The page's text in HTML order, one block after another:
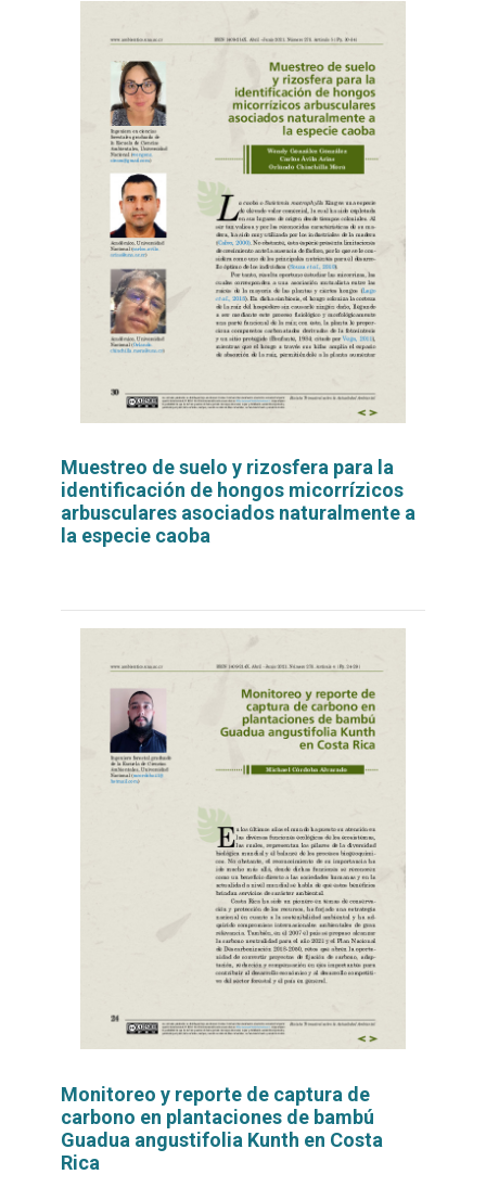
Muestreo de suelo y rizosfera para la
identificación de hongos micorrízicos
arbusculares asociados naturalmente a
la especie caoba
Monitoreo y reporte de captura de
carbono en plantaciones de bambú
Guadua angustifolia Kunth en Costa
Rica